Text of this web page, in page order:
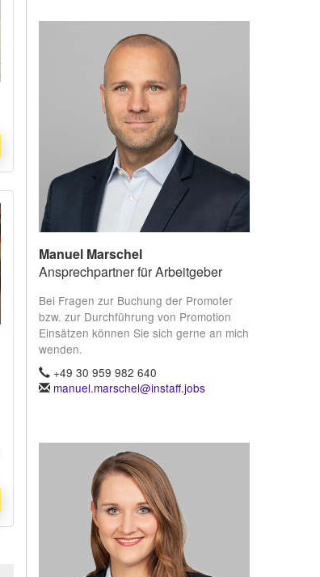
Manuel Marschel
Ansprechpartner für Arbeitgeber
Bei Fragen zur Buchung der Promoter
bzw. zur Durchführung von Promotion
Einsätzen können Sie sich gerne an mich
wenden.
+49 30 959 982 640
manuel.marschel@instaff.jobs